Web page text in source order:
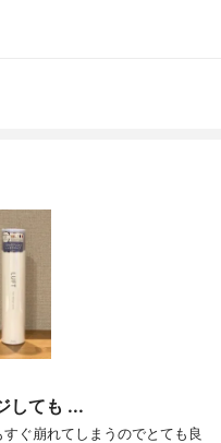
しても ...
ぐ崩れてしまうのでとても良